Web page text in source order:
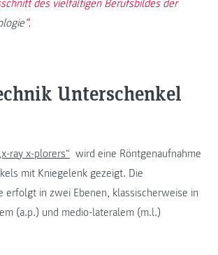
des vielfältigen Berufsbildes der
“.
Unterschenkel
ray x-plorers“ wird eine Röntgenaufnahme
mit Kniegelenk gezeigt. Die
erfolgt in zwei Ebenen, klassischerweise in
(a.p.) und medio-lateralem (m.l.)